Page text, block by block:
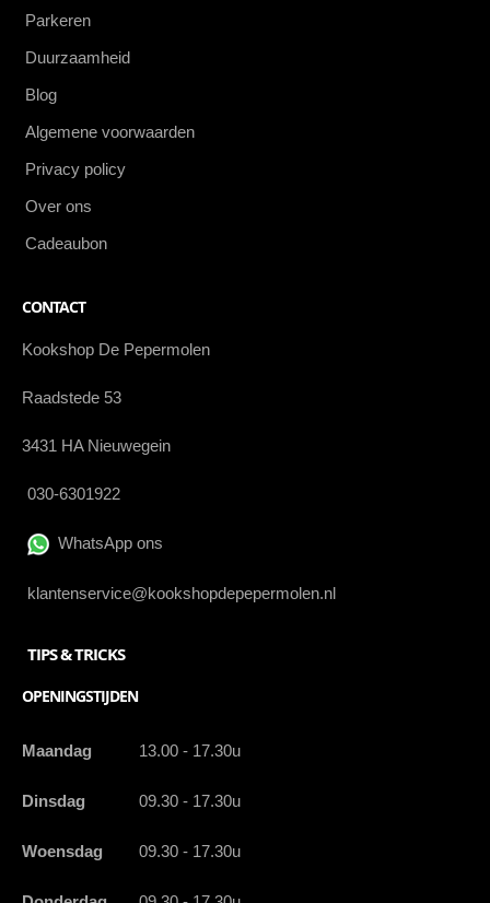
Parkeren
Duurzaamheid
Blog
Algemene voorwaarden
Privacy policy
Over ons
Cadeaubon
CONTACT
Kookshop De Pepermolen
Raadstede 53
3431 HA Nieuwegein
030-6301922
WhatsApp ons
klantenservice@kookshopdepepermolen.nl
TIPS & TRICKS
OPENINGSTIJDEN
Maandag 13.00 - 17.30u
Dinsdag 09.30 - 17.30u
Woensdag 09.30 - 17.30u